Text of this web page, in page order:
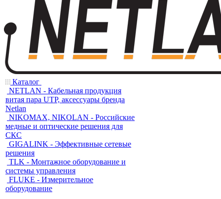
Каталог
NETLAN - Кабельная продукция
витая пара UTP, аксессуары бренда
Netlan
NIKOMAX, NIKOLAN - Российские
медные и оптические решения для
СКС
GIGALINK - Эффективные сетевые
решения
TLK - Монтажное оборудование и
системы управления
FLUKE - Измерительное
оборудование